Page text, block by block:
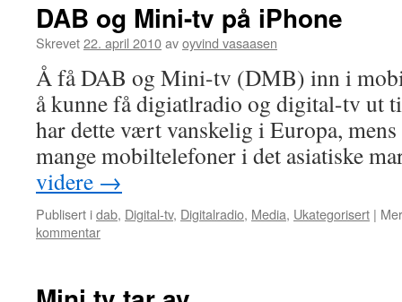
DAB og Mini-tv på iPhone
Skrevet22. april 2010avoyvind vasaasen
Å få DAB og Mini-tv (DMB) inn i
å kunne få digiatlradio og digital-tv ut
har dette vært vanskelig i Europa,
mange mobiltelefoner i det asiatiske
videre →
Publisert idab, Digital-tv, Digitalradio, Media, Ukategorisert |
kommentar